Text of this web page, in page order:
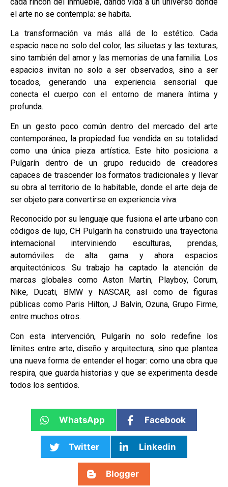
el arte no se contempla: se habita.
La transformación va más allá de lo estético. Cada
espacio nace no solo del color, las siluetas y las texturas,
sino también del amor y las memorias de una familia. Los
espacios invitan no solo a ser observados, sino a ser
tocados, generando una experiencia sensorial que
conecta el cuerpo con el entorno de manera íntima y
profunda.
En un gesto poco común dentro del mercado del arte
contemporáneo, la propiedad fue vendida en su totalidad
como una única pieza artística. Este hito posiciona a
Pulgarín dentro de un grupo reducido de creadores
capaces de trascender los formatos tradicionales y llevar
su obra al territorio de lo habitable, donde el arte deja de
ser objeto para convertirse en experiencia viva.
Reconocido por su lenguaje que fusiona el arte urbano con
códigos de lujo, CH Pulgarín ha construido una trayectoria
internacional interviniendo esculturas, prendas,
automóviles de alta gama y ahora espacios
arquitectónicos. Su trabajo ha captado la atención de
marcas globales como Aston Martin, Playboy, Corum,
Nike, Ducati, BMW y NASCAR, así como de figuras
públicas como Paris Hilton, J Balvin, Ozuna, Grupo Firme,
entre muchos otros.
Con esta intervención, Pulgarín no solo redefine los
límites entre arte, diseño y arquitectura, sino que plantea
una nueva forma de entender el hogar: como una obra que
respira, que guarda historias y que se experimenta desde
todos los sentidos.
WhatsApp Facebook
Twitter Linkedin
Blogger